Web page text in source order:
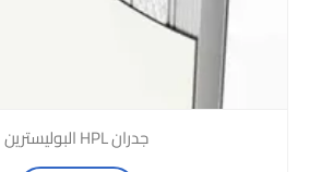
جدران HPL البوليسترين